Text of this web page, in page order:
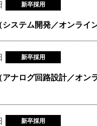
新卒採用
ステム開発／オンライ
新卒採用
ナログ回路設計／オン
新卒採用